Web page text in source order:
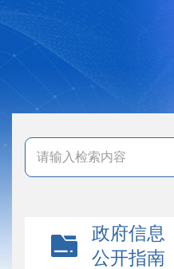
政府信息
公开指南